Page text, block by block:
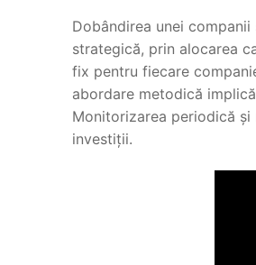
Dobândirea unei
strategică, prin alocarea
fix pentru fiecare
abordare metodică
Monitorizarea periodică
investiții.